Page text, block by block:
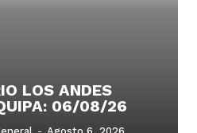
LOS ANDES
06/08/26